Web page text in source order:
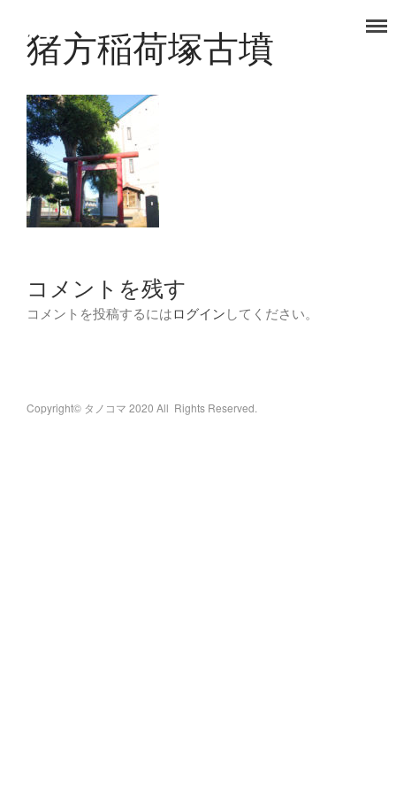
TOP
タノコマ
狛江を楽しもう！
猪方稲荷塚古墳
コメントを残す
コメントを投稿するにはログインしてください。
Copyright© タノコマ 2020 All Rights Reserved.